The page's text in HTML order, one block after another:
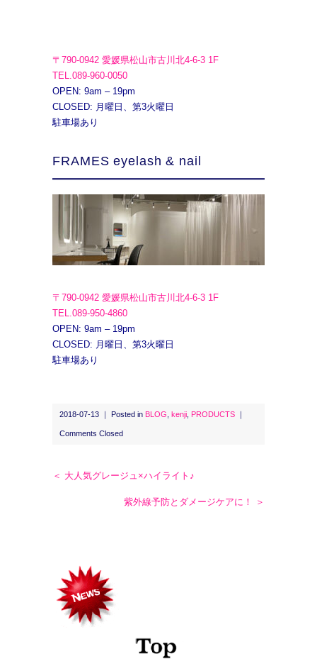
〒790-0942 愛媛県松山市古川北4-6-3 1F
TEL.089-960-0050
OPEN: 9am – 19pm
CLOSED: 月曜日、第3火曜日
駐車場あり
FRAMES eyelash & nail
〒790-0942 愛媛県松山市古川北4-6-3 1F
TEL.089-950-4860
OPEN: 9am – 19pm
CLOSED: 月曜日、第3火曜日
駐車場あり
2018-07-13 ｜ Posted in BLOG kenji PRODUCTS
Comments Closed
＜ 大人気グレージュ×ハイライト♪
紫外線予防とダメージケアに！ ＞